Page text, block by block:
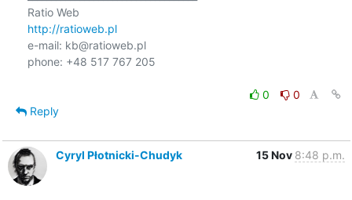
http://ratioweb.pl
e-mail: kb@ratioweb.pl
phone: +48 517 767 205
0
0
Reply
Cyryl Płotnicki-Chudyk 15 Nov 8:48 p.m.